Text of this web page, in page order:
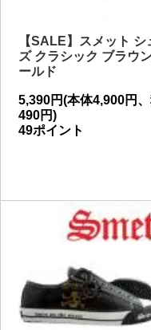
【SALE】スメット シ
ズ クラシック ブラウ
ールド
5,390円(本体4,900円
490円)
49ポイント